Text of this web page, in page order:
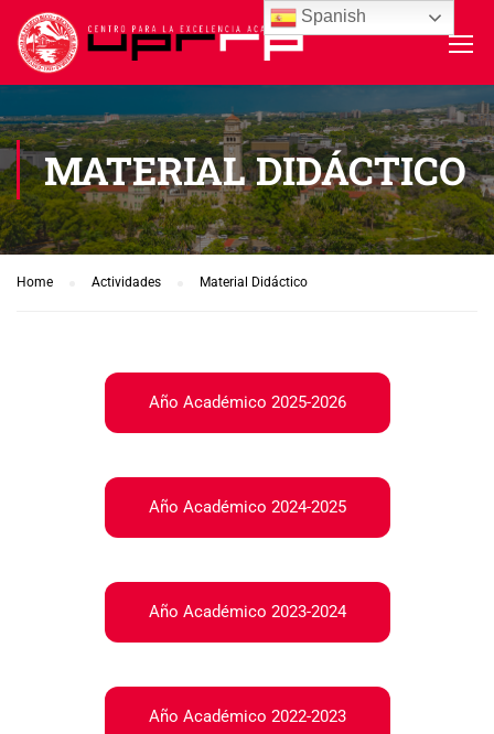
MATERIAL DIDÁCTICO
Home Actividades Material Didáctico
Año Académico 2025-2026
Año Académico 2024-2025
Año Académico 2023-2024
Año Académico 2022-2023
Spanish